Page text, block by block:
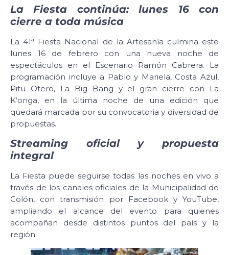
La Fiesta continúa: lunes 16 con
cierre a toda música
La 41ª Fiesta Nacional de la Artesanía culmina este
lunes 16 de febrero con una nueva noche de
espectáculos en el Escenario Ramón Cabrera. La
programación incluye a Pablo y Mariela, Costa Azul,
Pitu Otero, La Big Bang y el gran cierre con La
K’onga, en la última noche de una edición que
quedará marcada por su convocatoria y diversidad de
propuestas.
Streaming oficial y propuesta
integral
La Fiesta puede seguirse todas las noches en vivo a
través de los canales oficiales de la Municipalidad de
Colón, con transmisión por Facebook y YouTube,
ampliando el alcance del evento para quienes
acompañan desde distintos puntos del país y la
región.